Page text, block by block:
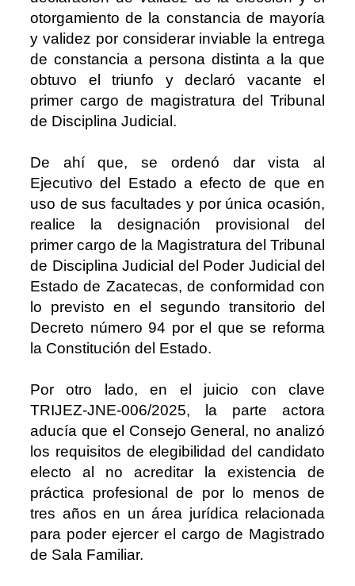
otorgamiento de la constancia de mayoría
y validez por considerar inviable la entrega
de constancia a persona distinta a la que
obtuvo el triunfo y declaró vacante el
primer cargo de magistratura del Tribunal
de Disciplina Judicial.
De ahí que, se ordenó dar vista al
Ejecutivo del Estado a efecto de que en
uso de sus facultades y por única ocasión,
realice la designación provisional del
primer cargo de la Magistratura del Tribunal
de Disciplina Judicial del Poder Judicial del
Estado de Zacatecas, de conformidad con
lo previsto en el segundo transitorio del
Decreto número 94 por el que se reforma
la Constitución del Estado.
Por otro lado, en el juicio con clave
TRIJEZ-JNE-006/2025, la parte actora
aducía que el Consejo General, no analizó
los requisitos de elegibilidad del candidato
electo al no acreditar la existencia de
práctica profesional de por lo menos de
tres años en un área jurídica relacionada
para poder ejercer el cargo de Magistrado
de Sala Familiar.